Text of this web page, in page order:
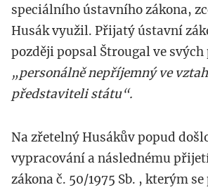
speciálního ústavního zákona,
Husák využil. Přijatý ústavní
později popsal Štrougal ve svých
„personálně nepříjemný ve
představiteli státu“.
Na zřetelný Husákův popud
vypracování a následnému
zákona č. 50/1975 Sb. , kterým